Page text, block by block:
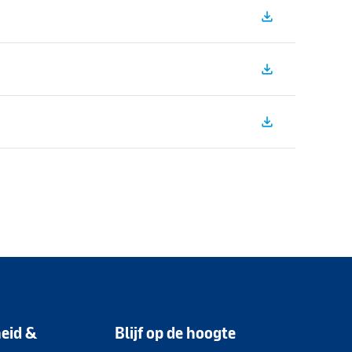
file_download
file_download
file_download
&
Blijf op de hoogte